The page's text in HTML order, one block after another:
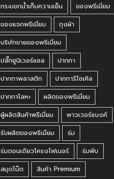
กระบอกน้ำเก็บความเย็น
ของพรีเมี่ยม
ของแจกพรีเมี่ยม
ถุงผ้า
บริษัทขายของพรีเมี่ยม
ปลั๊กยูนิเวอร์แซล
ปากกา
ปากกาพลาสติก
ปากการีไซเคิล
ปากกาโลหะ
ผลิตของพรีเมี่ยม
ผู้ผลิตสินค้าพรีเมี่ยม
พาวเวอร์แบงค์
รับผลิตของพรีเมี่ยม
ร่ม
ร่มตอนเดียวโครงไฟเบอร์
ร่มพับ
สมุดโน๊ต
สินค้า Premium